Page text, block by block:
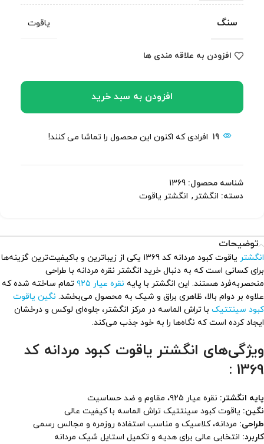
سنگ یاقوت
افزودن به علاقه مندی ها
افزودن به سبد خرید
19 افرادی که اکنون این محصول را تماشا می کنند!
شناسه محصول: 1369
دسته: انگشتر , انگشتر یاقوت
توضیحات
انگشتر
یاقوت کبود مردانه کد 1369 یکی از زیباترین و باکیفیت‌ترین گزینه‌ها
برای کسانی است که به دنبال خرید انگشتر نقره مردانه با طراحی
منحصربه‌فرد هستند. این انگشتر با پایه نقره عیار ۹۲۵
تمام ساخته شده که
علاوه بر دوام بالا، ظاهری براق و شیک به محصول می‌بخشد. نگین یاقوت
کبود سینتتیک با تراش الماسه در مرکز انگشتر، جلوه‌ای لوکس و درخشان
ایجاد کرده است که نگاه‌ها را به خود جذب می‌کند.
ویژگی‌های انگشتر یاقوت کبود مردانه کد
1369 :
پایه انگشتر: نقره عیار ۹۲۵، مقاوم و ضد حساسیت
نگین: یاقوت کبود سینتتیک تراش الماسه با کیفیت عالی
طراحی: مردانه، کلاسیک و مناسب استفاده روزمره و مجالس رسمی
کاربرد: انتخابی عالی برای هدیه و تکمیل استایل شیک مردانه